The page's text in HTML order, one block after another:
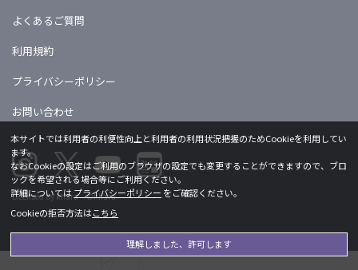
よくあるご質問
利用規約
プライバシーポリシー
お問い合わせ
Licensed by khara ©khara
本サイトでは利用者の利便性向上と利用者の利用状況把握のためCookieを利用してい
ます。
なおCookieの設定はご利用のブラウザの設定でも変更することができますので、ブロ
ックを希望される場合等にご利用ください。
詳細についてはプライバシーポリシー をご確認ください。
Cookieの拒否方法はこちら
理解しました、許可します